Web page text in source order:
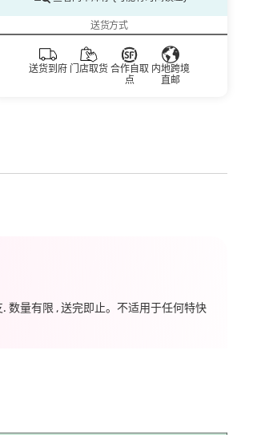
送货方式
送货到府 门店取货 合作自取
点
内地跨境
直邮
数量有限 , 送完即止。不适用于任何特快